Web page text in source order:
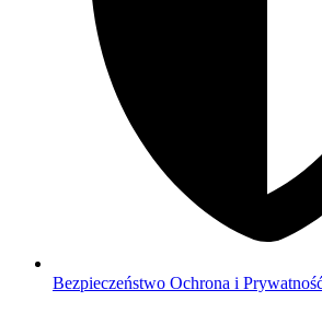
Bezpieczeństwo Ochrona i